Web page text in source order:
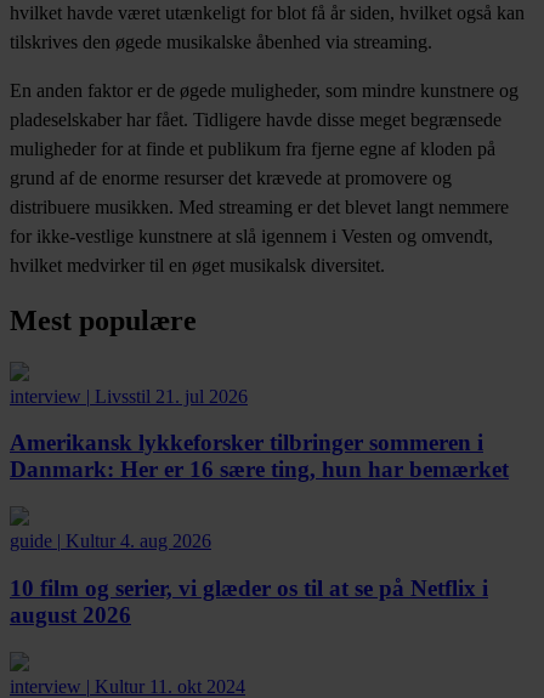
hvilket havde været utænkeligt for blot få år siden, hvilket også kan
tilskrives den øgede musikalske åbenhed via streaming.
En anden faktor er de øgede muligheder, som mindre kunstnere og
pladeselskaber har fået. Tidligere havde disse meget begrænsede
muligheder for at finde et publikum fra fjerne egne af kloden på
grund af de enorme resurser det krævede at promovere og
distribuere musikken. Med streaming er det blevet langt nemmere
for ikke-vestlige kunstnere at slå igennem i Vesten og omvendt,
hvilket medvirker til en øget musikalsk diversitet.
Mest populære
interview | Livsstil 21. jul 2026
Amerikansk lykkeforsker tilbringer sommeren i
Danmark: Her er 16 sære ting, hun har bemærket
guide | Kultur 4. aug 2026
10 film og serier, vi glæder os til at se på Netflix i
august 2026
interview | Kultur 11. okt 2024